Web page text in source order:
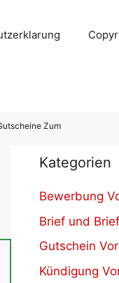
Zum
Kategorien
Bewerbung
Brief und
Gutschein
Kündigung